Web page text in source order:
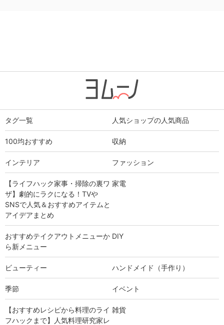
タグ一覧 人気ショップの人気商品
100均おすすめ 収納
インテリア ファッション
【ライフハック家事・掃除の裏ワ
ザ】劇的にラクになる！TVや
SNSで人気＆おすすめアイテムと
アイデアまとめ
家電
おすすめテイクアウトメニューか
ら新メニュー
DIY
ビューティー ハンドメイド（手作り）
季節 イベント
【おすすめレシピから料理のライ
フハックまで】人気料理研究家レ
雑貨